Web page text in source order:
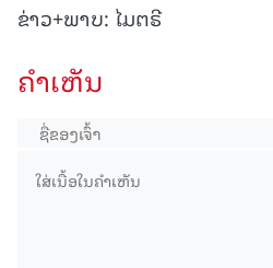
ຂ່າວ+ພາບ: ໄມຕຣີ
ຄໍາເຫັນ